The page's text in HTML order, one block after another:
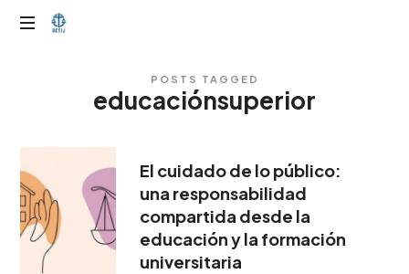
OTIJobservador
POSTS TAGGED
educaciónsuperior
El cuidado de lo público:
una responsabilidad
compartida desde la
educación y la formación
universitaria